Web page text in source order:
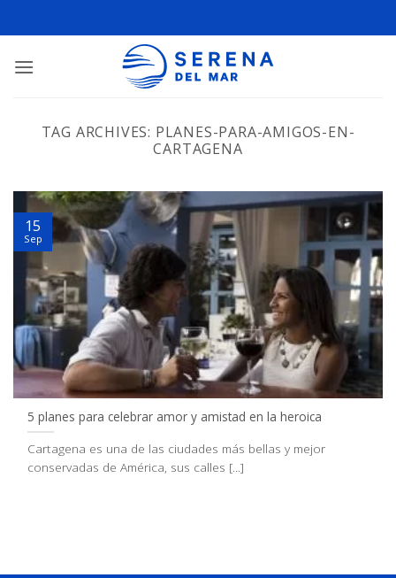
TAG ARCHIVES: PLANES-PARA-AMIGOS-EN-
CARTAGENA
5 planes para celebrar amor y amistad en la heroica
Cartagena es una de las ciudades más bellas y mejor
conservadas de América, sus calles [...]
15
Sep